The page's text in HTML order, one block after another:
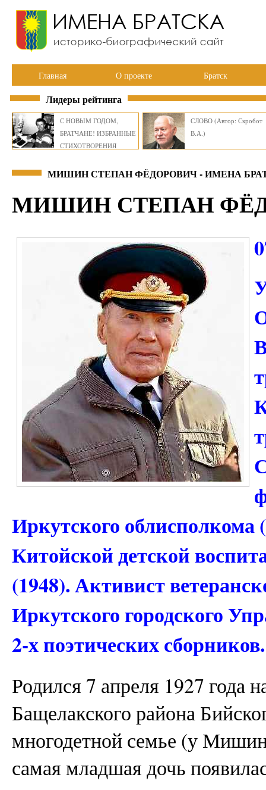
Главная О проекте Братск
Лидеры рейтинга
С НОВЫМ ГОДОМ,
БРАТЧАНЕ! ИЗБРАННЫЕ
СТИХОТВОРЕНИЯ
СЛОВО (Автор: Скробот
В.А.)
МИШИН СТЕПАН ФЁДОРОВИЧ - ИМЕНА
МИШИН СТЕПАН
Иркутского
Китойской детской
(1948). Активист
Иркутского городского
2-х поэтических сборников.
Родился 7 апреля 1927 года
Бащелакского района
многодетной семье (у
самая младшая дочь